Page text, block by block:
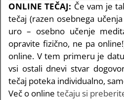
ONLINE TEČAJ: Če vam je
tečaj (razen osebnega
uro – osebno učenje
opravite fizično, ne pa
online. V tem primeru je
vsi ostali dnevi stvar
tečaj poteka individualno,
Več o online tečaju si